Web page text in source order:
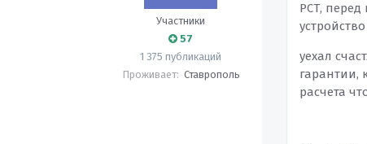
Участники
57
1 375 публикаций
Проживает: Ставрополь
РСТ,
уехал
гарантии,
расчета